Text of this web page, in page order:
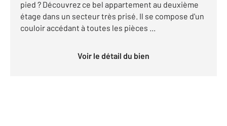
pied ? Découvrez ce bel appartement au deuxième
étage dans un secteur très prisé. Il se compose d'un
couloir accédant à toutes les pièces ...
Voir le détail du bien